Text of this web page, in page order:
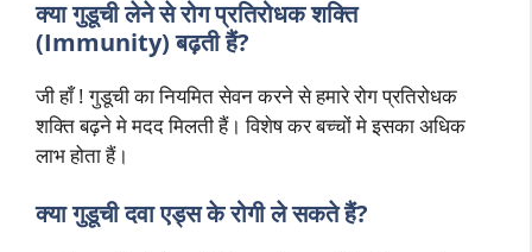
क्या गुडूची लेने से रोग प्रतिरोधक शक्ति
(Immunity) बढ़ती हैं?
जी हाँ ! गुडूची का नियमित सेवन करने से हमारे रोग प्रतिरोधक
शक्ति बढ़ने मे मदद मिलती हैं। विशेष कर बच्चों मे इसका अधिक
लाभ होता हैं।
क्या गुडूची दवा एड्स के रोगी ले सकते हैं?